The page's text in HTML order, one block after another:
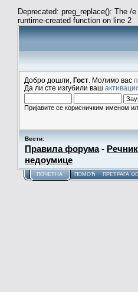
Deprecated: preg_replace(): The
runtime-created function on line 2
Добро дошли, Гост . Молимо вас
Да ли сте изгубили ваш
Пријавите се корисничким именом
Вести:
Правила форума- Речник
недоумице
ПОЧЕТНА ПОМОЋ ПРЕТРАГА